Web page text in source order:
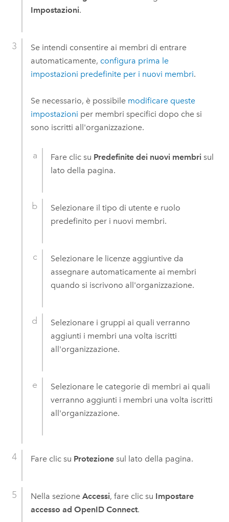
Impostazioni.
Se intendi consentire ai membri di entrare
automaticamente, configura prima le
impostazioni predefinite per i nuovi membri.
Se necessario, è possibile modificare queste
impostazioni per membri specifici dopo che si
sono iscritti all'organizzazione.
Fare clic su Predefinite dei nuovi membri sul
lato della pagina.
Selezionare il tipo di utente e ruolo
predefinito per i nuovi membri.
Selezionare le licenze aggiuntive da
assegnare automaticamente ai membri
quando si iscrivono all'organizzazione.
Selezionare i gruppi ai quali verranno
aggiunti i membri una volta iscritti
all'organizzazione.
Selezionare le categorie di membri ai quali
verranno aggiunti i membri una volta iscritti
all'organizzazione.
Fare clic su Protezionesul lato della pagina.
Nella sezione Accessi, fare clic su Impostare
accesso ad OpenID Connect.